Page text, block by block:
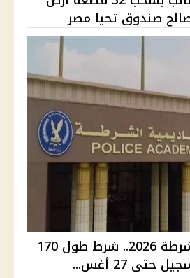
صندوق تحيا مصر
التقديم لكلية الشرطة 2026.. شرط طول 170
27 أغس...